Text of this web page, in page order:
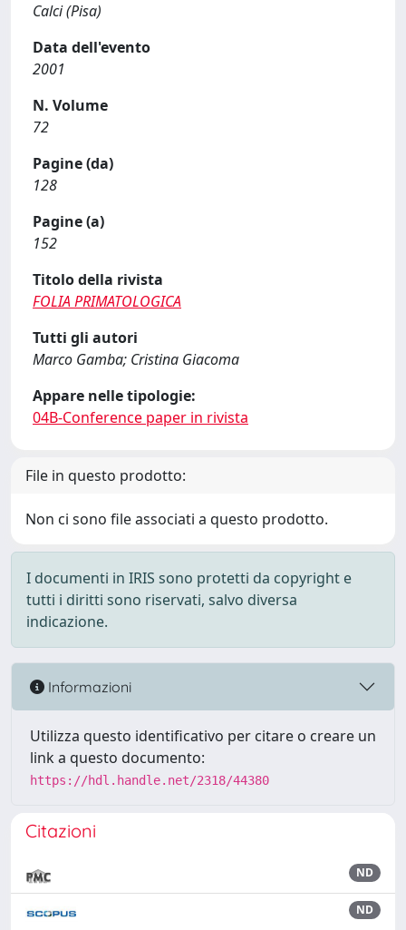
Calci (Pisa)
Data dell'evento
2001
N. Volume
72
Pagine (da)
128
Pagine (a)
152
Titolo della rivista
FOLIA PRIMATOLOGICA
Tutti gli autori
Marco Gamba; Cristina Giacoma
Appare nelle tipologie:
04B-Conference paper in rivista
File in questo prodotto:
Non ci sono file associati a questo prodotto.
I documenti in IRIS sono protetti da copyright e
tutti i diritti sono riservati, salvo diversa
indicazione.
Informazioni
Utilizza questo identificativo per citare o creare un
link a questo documento:
https://hdl.handle.net/2318/44380
Citazioni
ND
ND